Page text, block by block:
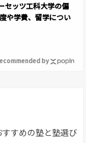
セッツ工科大学の偏
や学費、留学につい
by
すすめの塾と塾選び